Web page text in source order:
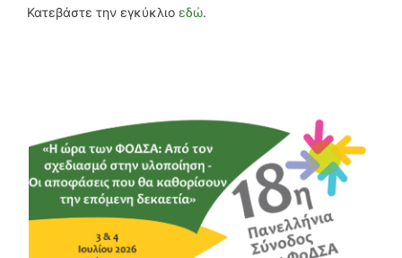
Κατεβάστε την εγκύκλιο εδώ.